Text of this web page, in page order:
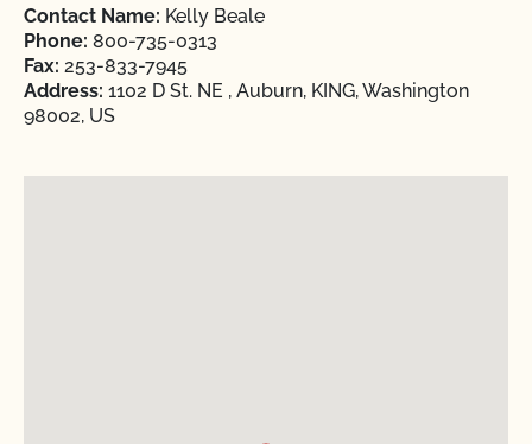
Contact Name: Kelly Beale
Phone: 800-735-0313
Fax: 253-833-7945
Address: 1102 D St. NE , Auburn, KING, Washington
98002, US